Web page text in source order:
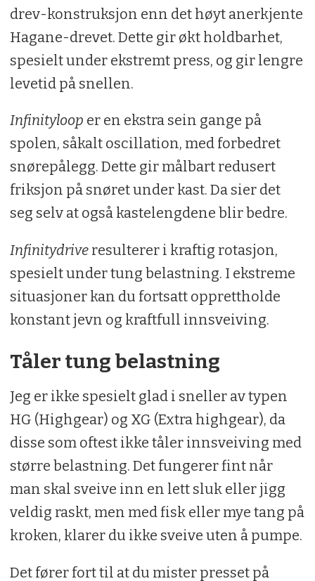
drev-konstruksjon enn det høyt anerkjente
Hagane-drevet. Dette gir økt holdbarhet,
spesielt under ekstremt press, og gir lengre
levetid på snellen.
Infinityloop er en ekstra sein gange på
spolen, såkalt oscillation, med forbedret
snørepålegg. Dette gir målbart redusert
friksjon på snøret under kast. Da sier det
seg selv at også kastelengdene blir bedre.
Infinitydriveresulterer i kraftig rotasjon,
spesielt under tung belastning. I ekstreme
situasjoner kan du fortsatt opprettholde
konstant jevn og kraftfull innsveiving.
Tåler tung belastning
Jeg er ikke spesielt glad i sneller av typen
HG (Highgear) og XG (Extra highgear), da
disse som oftest ikke tåler innsveiving med
større belastning. Det fungerer fint når
man skal sveive inn en lett sluk eller jigg
veldig raskt, men med fisk eller mye tang på
kroken, klarer du ikke sveive uten å pumpe.
Det fører fort til at du mister presset på